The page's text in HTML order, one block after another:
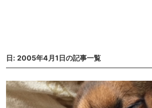
日: 2005年4月1日の記事一覧